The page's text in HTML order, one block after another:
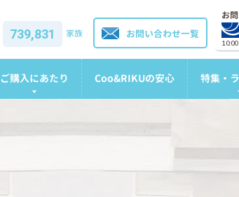
お
お問い合わせ一覧
739,831 家族
ご購入にあたり Coo&RIKUの安心 特集・